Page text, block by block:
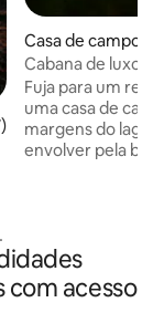
avaliação média de
Casa de campo ⋅
Cabana de luxo à
banheira de
– Acomoda 6
Fuja para um
uma casa de
margens do lago
envolver pela
barco a pedal ✅ Arcade Pac-Man,
acesso